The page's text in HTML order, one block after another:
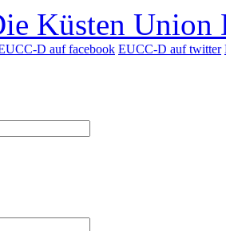
Küsten Union
D auf facebook EUCC-D auf twitter